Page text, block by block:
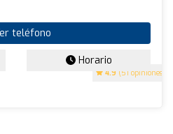
4.9 (51 opiniones)
teléfono
Horario